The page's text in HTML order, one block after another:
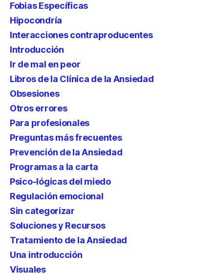
Fobias Específicas
Hipocondría
Interacciones contraproducentes
Introducción
Ir de mal en peor
Libros de la Clínica de la Ansiedad
Obsesiones
Otros errores
Para profesionales
Preguntas más frecuentes
Prevención de la Ansiedad
Programas a la carta
Psico-lógicas del miedo
Regulación emocional
Sin categorizar
Soluciones y Recursos
Tratamiento de la Ansiedad
Una introducción
Visuales